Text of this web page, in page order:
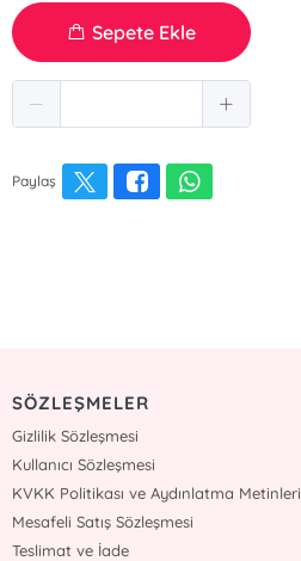
Sepete Ekle
Paylaş
SÖZLEŞMELER
Gizlilik Sözleşmesi
Kullanıcı Sözleşmesi
KVKK Politikası ve Aydınlatma Metinleri
Mesafeli Satış Sözleşmesi
Teslimat ve İade